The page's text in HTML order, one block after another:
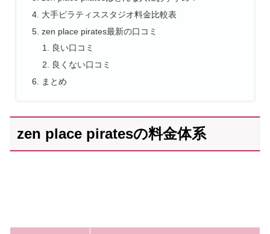
大手ピラティススタジオ料金比較表
zen place pirates最新の口コミ
良い口コミ
良くない口コミ
まとめ
zen place piratesの料金体系